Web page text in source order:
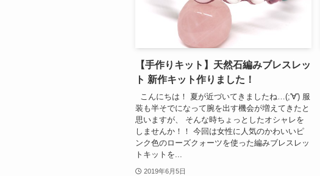
【手作りキット】天然石編みブレスレッ
ト 新作キット作りました！
こんにちは！ 夏が近づいてきましたね…(;'∀') 服
装も半そでになって腕を出す機会が増えてきたと
思いますが、 そんな時ちょっとしたオシャレを
しませんか！！ 今回は女性に人気のかわいいピ
ンク色のローズクォーツを使った編みブレスレッ
トキットを...
2019年6月5日